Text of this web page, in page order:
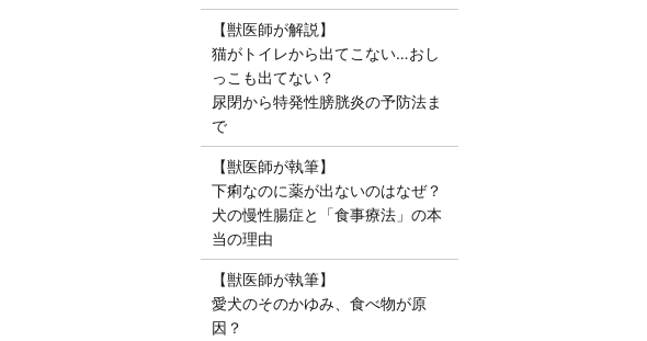
【獣医師が解説】
猫がトイレから出てこない…おし
っこも出てない？
尿閉から特発性膀胱炎の予防法ま
で
【獣医師が執筆】
下痢なのに薬が出ないのはなぜ？
犬の慢性腸症と「食事療法」の本
当の理由
【獣医師が執筆】
愛犬のそのかゆみ、食べ物が原
因？